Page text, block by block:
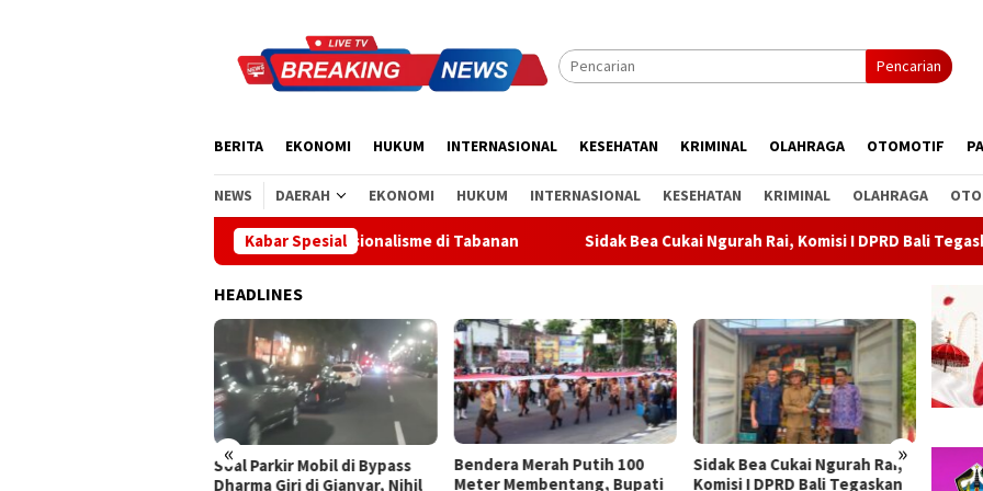
Pencarian
BERITA EKONOMI HUKUM INTERNASIONAL KESEHATAN KRIMINAL OLAHRAGA OTOMOTIF
NEWS DAERAH EKONOMI HUKUM INTERNASIONAL KESEHATAN KRIMINAL OLAHRAGA
Kabar Spesial
Kobarkan Semangat Nasionalisme di Tabanan Sidak Bea Cukai Ngurah Rai, Komisi I DPRD Bali Tegaskan Tak Ada
HEADLINES
« »
Bendera Merah Putih 100
Meter Membentang, Bupati
Sidak Bea Cukai Ngurah Rai,
Komisi I DPRD Bali Tegaskan
Rahina Tumpek Krulut,
Pemkab Bangli Hadirkan
ABTI